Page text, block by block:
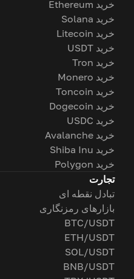
خرید Ethereum
خرید Solana
خرید Litecoin
خرید USDT
خرید Tron
خرید Monero
خرید Toncoin
خرید Dogecoin
خرید USDC
خرید Avalanche
خرید Shiba Inu
خرید Polygon
تجارت
تبادل نقطه ای
بازارهای رمزنگاری
BTC/USDT
ETH/USDT
SOL/USDT
BNB/USDT